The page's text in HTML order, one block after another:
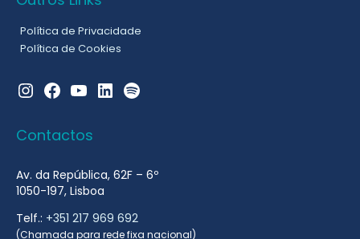
Política de Privacidade
Política de Cookies
Instagram
FacebookYouTubeLinkedInSpotify
Contactos
Av. da República, 62F – 6º
1050-197, Lisboa
Telf.: +351 217 969 692
(Chamada para rede fixa nacional)